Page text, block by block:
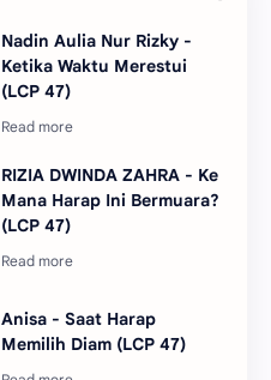
Nadin Aulia Nur Rizky -
Ketika Waktu Merestui
(LCP 47)
RIZIA DWINDA ZAHRA - Ke
Mana Harap Ini Bermuara?
(LCP 47)
Anisa - Saat Harap
Memilih Diam (LCP 47)